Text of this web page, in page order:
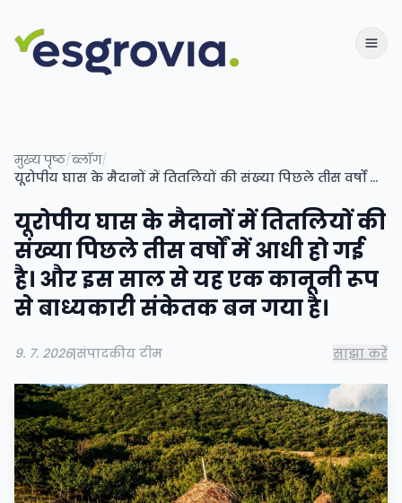
मुख्य पृष्ठ/ब्लॉग/
यूरोपीय घास के मैदानों में तितलियों की संख्या पिछले तीस वर्षों में आधी हो गई है। और इस साल से यह एक कानूनी रूप से बाध्यकारी संकेतक बन गया है।
यूरोपीय घास के मैदानों में तितलियों की
संख्या पिछले तीस वर्षों में आधी हो गई
है। और इस साल से यह एक कानूनी रूप
से बाध्यकारी संकेतक बन गया है।
9. 7. 2026|संपादकीय टीम साझा करें